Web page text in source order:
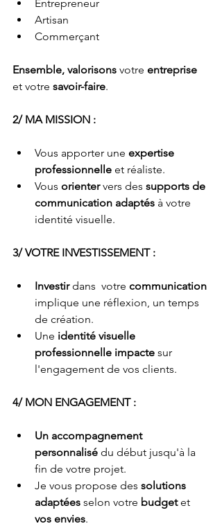
Entrepreneur
Artisan
Commerçant
Ensemble, valorisons votre entreprise
et votre savoir-faire.
2/ MA MISSION :
Vous apporter une expertise
professionnelle et réaliste.
Vous orienter vers des supports de
communication adaptés à votre
identité visuelle.
3/ VOTRE INVESTISSEMENT :
Investir dans  votre communication
implique une réflexion, un temps
de création.
Une identité visuelle
professionnelle impacte sur
l'engagement de vos clients.
4/ MON ENGAGEMENT :
Un accompagnement
personnalisé du début jusqu'à la
fin de votre projet.
Je vous propose des solutions
adaptées selon votre budget et
vos envies.